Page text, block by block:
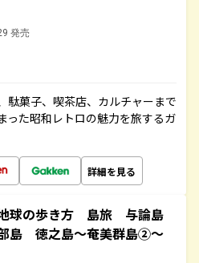
発売
駄菓子、喫茶店、カルチャーまで
った昭和レトロの魅力を旅するガ
詳細を見る
球の歩き方 島旅 与論島
島 徳之島～奄美群島②～